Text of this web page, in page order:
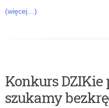
(więcej…)
Konkurs
szukamy